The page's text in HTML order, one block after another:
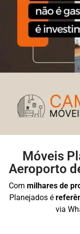
Móveis
Aeroporto
Com milhares de
Planejados é
via